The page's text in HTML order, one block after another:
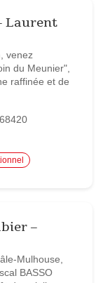
Laurent
venez
du Meunier",
raffinée et de
–
Mulhouse,
BASSO